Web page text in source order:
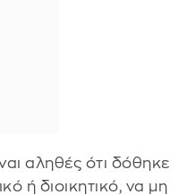
αληθές ότι δόθηκε
ή διοικητικό, να μη